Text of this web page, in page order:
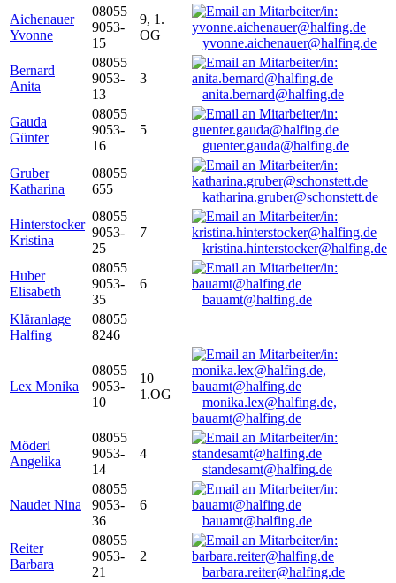
Aichenauer
Yvonne
08055
9053-
15
9, 1.
OG
yvonne.aichenauer@halfing.de
Bernard
Anita
08055
9053-
13
3
anita.bernard@halfing.de
Gauda
Günter
08055
9053-
16
5
guenter.gauda@halfing.de
Gruber
Katharina
08055
655
katharina.gruber@schonstett.de
Hinterstocker
Kristina
08055
9053-
25
7
kristina.hinterstocker@halfing.de
Huber
Elisabeth
08055
9053-
35
6
bauamt@halfing.de
Kläranlage
Halfing
08055
8246
Lex Monika
08055
9053-
10
10
1.OG
monika.lex@halfing.de,
bauamt@halfing.de
Möderl
Angelika
08055
9053-
14
4
standesamt@halfing.de
Naudet Nina
08055
9053-
36
6
bauamt@halfing.de
Reiter
Barbara
08055
9053-
21
2
barbara.reiter@halfing.de